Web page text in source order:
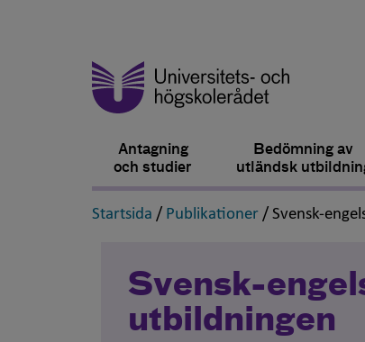
Antagning
och studier
Bedömning av
utländsk
Startsida ,
/ Publikationer ,
/ Svensk-
Svensk-
utbildningen